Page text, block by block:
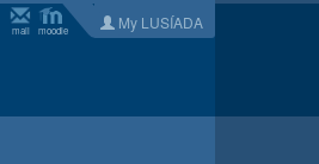
mail moodle My LUSÍADA